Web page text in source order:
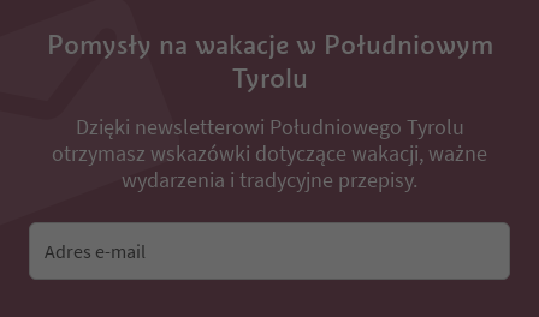
43
45
Pomysły na wakacje w Południowym
Tyrolu
Dzięki newsletterowi Południowego Tyrolu
otrzymasz wskazówki dotyczące wakacji, ważne
wydarzenia i tradycyjne przepisy.
Adres e-mail